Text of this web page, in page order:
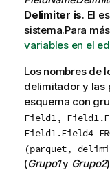
Delimiter is. El
sistema.Para
variables en el
Los nombres de
delimitador y las
esquema con
Field1,
Field1.Field4
(parquet,
(Grupo1y Grupo2